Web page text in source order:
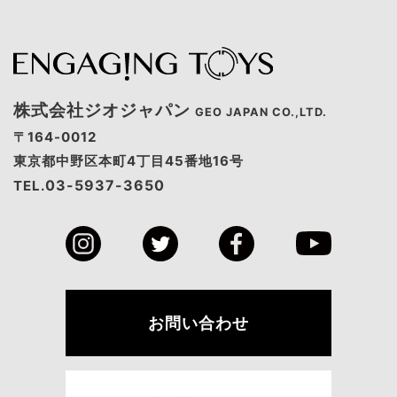
株式会社ジオジャパン GEO JAPAN CO.,LTD.
〒164-0012
東京都中野区本町4丁目45番地16号
TEL.03-5937-3650
お問い合わせ